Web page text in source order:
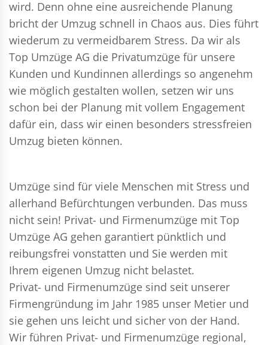
wird. Denn ohne eine ausreichende Planung
bricht der Umzug schnell in Chaos aus. Dies führt
wiederum zu vermeidbarem Stress. Da wir als
Top Umzüge AG die Privatumzüge für unsere
Kunden und Kundinnen allerdings so angenehm
wie möglich gestalten wollen, setzen wir uns
schon bei der Planung mit vollem Engagement
dafür ein, dass wir einen besonders stressfreien
Umzug bieten können.
Umzüge sind für viele Menschen mit Stress und
allerhand Befürchtungen verbunden. Das muss
nicht sein! Privat- und Firmenumzüge mit Top
Umzüge AG gehen garantiert pünktlich und
reibungsfrei vonstatten und Sie werden mit
Ihrem eigenen Umzug nicht belastet.
Privat- und Firmenumzüge sind seit unserer
Firmengründung im Jahr 1985 unser Metier und
sie gehen uns leicht und sicher von der Hand.
Wir führen Privat- und Firmenumzüge regional,